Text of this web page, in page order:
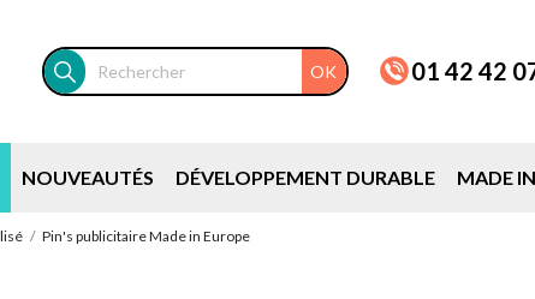
OK 01 42 42
NOUVEAUTÉS DÉVELOPPEMENT DURABLE MADE
Pin's publicitaire Made in Europe